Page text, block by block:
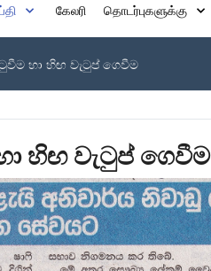
கேலரி தொடர்புகளுக்கு
හා හිඟ වැටුප් ගෙවීම
හිඟ වැටුප් ගෙවීම